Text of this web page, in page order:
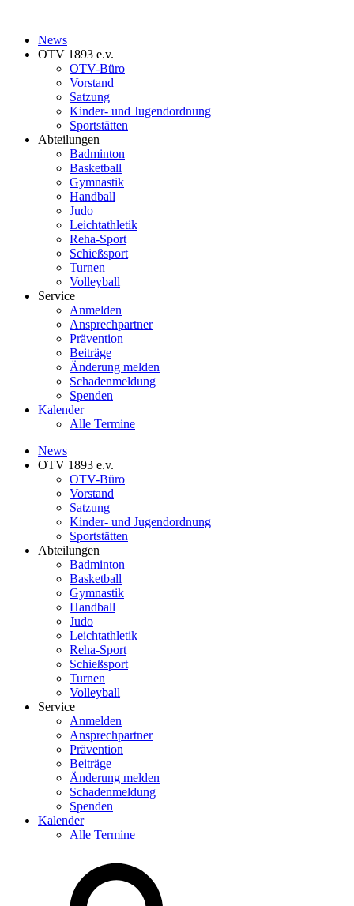
News
OTV 1893 e.v.
OTV-Büro
Vorstand
Satzung
Kinder- und Jugendordnung
Sportstätten
Abteilungen
Badminton
Basketball
Gymnastik
Handball
Judo
Leichtathletik
Reha-Sport
Schießsport
Turnen
Volleyball
Service
Anmelden
Ansprechpartner
Prävention
Beiträge
Änderung melden
Schadenmeldung
Spenden
Kalender
Alle Termine
News
OTV 1893 e.v.
OTV-Büro
Vorstand
Satzung
Kinder- und Jugendordnung
Sportstätten
Abteilungen
Badminton
Basketball
Gymnastik
Handball
Judo
Leichtathletik
Reha-Sport
Schießsport
Turnen
Volleyball
Service
Anmelden
Ansprechpartner
Prävention
Beiträge
Änderung melden
Schadenmeldung
Spenden
Kalender
Alle Termine